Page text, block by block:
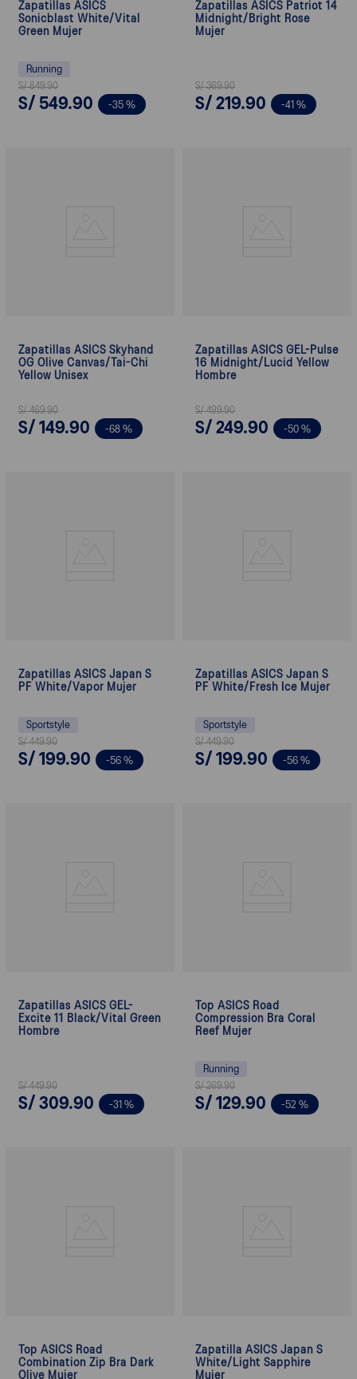
Zapatillas ASICS
Sonicblast White/Vital
Green Mujer
Running
S/ 849.90
S/ 549.90 -35 %
Zapatillas ASICS Patriot 14
Midnight/Bright Rose
Mujer
S/ 369.90
S/ 219.90 -41 %
Zapatillas ASICS Skyhand
OG Olive Canvas/Tai-Chi
Yellow Unisex
S/ 469.90
S/ 149.90 -68 %
Zapatillas ASICS GEL-Pulse
16 Midnight/Lucid Yellow
Hombre
S/ 499.90
S/ 249.90 -50 %
Zapatillas ASICS Japan S
PF White/Vapor Mujer
Sportstyle
S/ 449.90
S/ 199.90 -56 %
Zapatillas ASICS Japan S
PF White/Fresh Ice Mujer
Sportstyle
S/ 449.90
S/ 199.90 -56 %
Zapatillas ASICS GEL-
Excite 11 Black/Vital Green
Hombre
S/ 449.90
S/ 309.90 -31 %
Top ASICS Road
Compression Bra Coral
Reef Mujer
Running
S/ 269.90
S/ 129.90 -52 %
Top ASICS Road
Combination Zip Bra Dark
Olive Mujer
Zapatilla ASICS Japan S
White/Light Sapphire
Mujer